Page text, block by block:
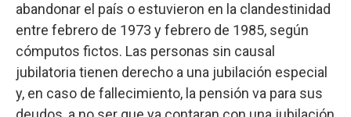
abandonar el país o estuvieron en la clandestinidad
entre febrero de 1973 y febrero de 1985, según
cómputos fictos. Las personas sin causal
jubilatoria tienen derecho a una jubilación especial
y, en caso de fallecimiento, la pensión va para sus